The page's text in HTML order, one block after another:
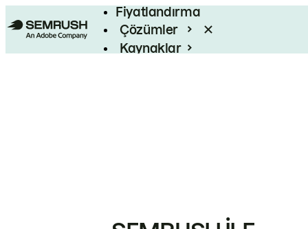
Fiyatlandırma
Çözümler
Kaynaklar